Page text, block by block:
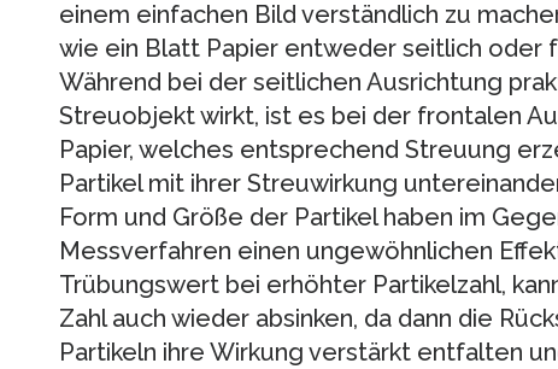
einem einfachen Bild verständlich zu
wie ein Blatt Papier entweder seitlich oder
Während bei der seitlichen Ausrichtung
Streuobjekt wirkt, ist es bei der frontalen
Papier, welches entsprechend Streuung
Partikel mit ihrer Streuwirkung
Form und Größe der Partikel haben im
Messverfahren einen ungewöhnlichen
Trübungswert bei erhöhter Partikelzahl,
Zahl auch wieder absinken, da dann die
Partikeln ihre Wirkung verstärkt entfalten